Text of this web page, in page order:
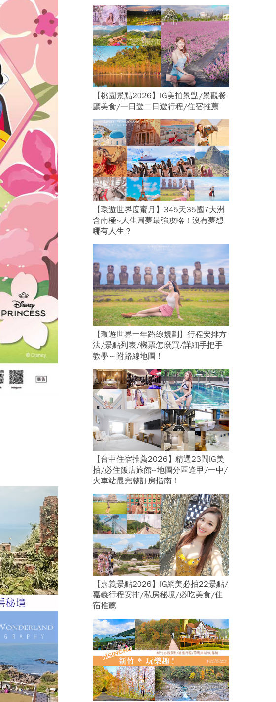
【桃園景點2026】IG美拍景點/景觀餐
廳美食/一日遊二日遊行程/住宿推薦
【環遊世界度蜜月】345天35國7大洲
含南極~人生圓夢最強攻略！沒有夢想
哪有人生？
【環遊世界一年路線規劃】行程安排方
法/景點列表/機票怎麼買/詳細手把手
教學～附路線地圖！
【台中住宿推薦2026】精選23間IG美
拍/必住飯店旅館~地圖分區逢甲/一中/
火車站最完整訂房指南！
【嘉義景點2026】IG網美必拍22景點/
嘉義行程安排/私房秘境/必吃美食/住
宿推薦